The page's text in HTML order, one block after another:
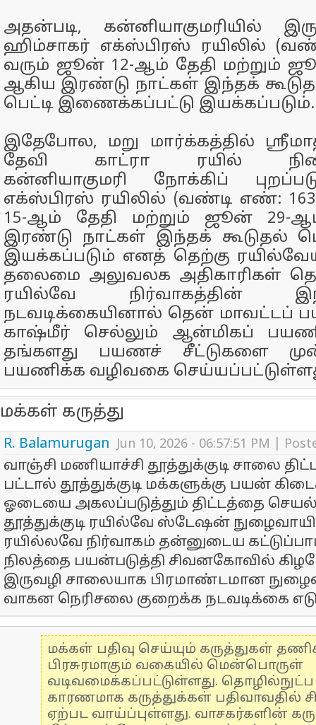
அதன்படி, கன்னியாகுமரியில்
ஹிம்சாகர் எக்ஸ்பிரஸ் ரயிலில்
வரும் ஜூன் 12-ஆம் தேதி மற்றும்
ஆகிய இரண்டு நாட்கள் இந்தக்
பெட்டி இணைக்கப்பட்டு இயக்கப்படும்.
இதேபோல, மறு மார்க்கத்தில்
தேவி காட்ரா ரயில்
கன்னியாகுமரி நோக்கிப்
எக்ஸ்பிரஸ் ரயிலில் (வண்டி எண்:
15-ஆம் தேதி மற்றும் ஜூன் 29-
இரண்டு நாட்கள் இந்தக் கூடுதல்
இயக்கப்படும் எனத் தெற்கு
தலைமை அலுவலக அதிகாரிகள்
ரயில்வே நிர்வாகத்தின்
நடவடிக்கையினால் தென் மாவட்டப்
காஷ்மீர் செல்லும் ஆன்மிகப்
தங்களது பயணச் சீட்டுகளை
பயணிக்க வழிவகை
மக்கள் கருத்து
R. Balamurugan Jun 10, 2026 - 06:57:51 PM |
வாஞ்சி மணியாச்சி தூத்துக்குடி சாலை
பட்டால் தூத்துக்குடி மக்களுக்கு பயன்
ஓடையை அகலப்படுத்தும் திட்டத்தை
தூத்துக்குடி ரயில்வே ஸ்டேஷன்
ரயில்லவே நிர்வாகம் தன்னுடைய
நிலத்தை பயன்படுத்தி சிவனகோவில்
இருவழி சாலையாக பிரமாண்டமான
வாகன நெரிசலை குறைக்க நடவடிக்கை
மக்கள் பதிவு செய்யும் கருத்துகள்
பிரசுரமாகும் வகையில் மென்பொருள்
வடிவமைக்கப்பட்டுள்ளது.
காரணமாக கருத்துக்கள் பதிவாவதில்
ஏற்பட வாய்ப்புள்ளது. வாசகர்களின்